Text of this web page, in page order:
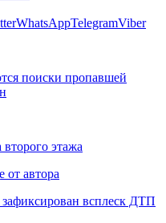
WhatsAppTelegramViber
поиски пропавшей
этажа
от автора
всплеск ДТП